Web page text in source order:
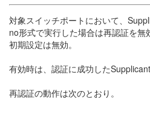
対象スイッチポートにおいて、
no形式で実行した場合は再認証を無
初期設定は無効。
有効時は、認証に成功した
再認証の動作は次のとおり。